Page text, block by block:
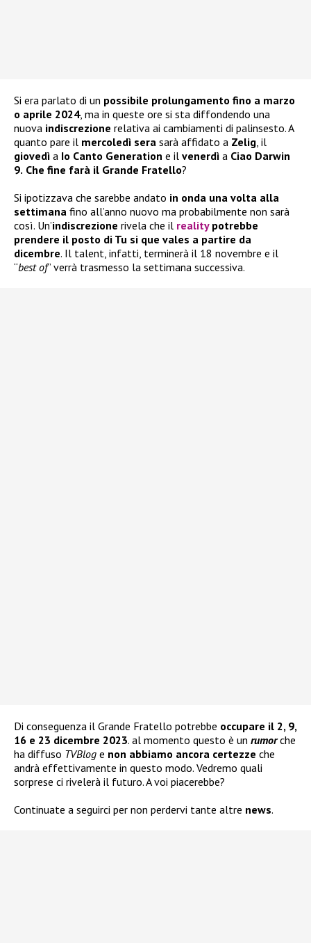
Si era parlato di un possibile prolungamento fino a marzo
o aprile 2024, ma in queste ore si sta diffondendo una
nuova indiscrezione relativa ai cambiamenti di palinsesto. A
quanto pare il mercoledì sera sarà affidato a Zelig, il
giovedì a Io Canto Generation e il venerdì a Ciao Darwin
9. Che fine farà il Grande Fratello?
Si ipotizzava che sarebbe andato in onda una volta alla
settimana fino all’anno nuovo ma probabilmente non sarà
così. Un’indiscrezione rivela che il reality potrebbe
prendere il posto di Tu si que vales a partire da
dicembre. Il talent, infatti, terminerà il 18 novembre e il
“best of” verrà trasmesso la settimana successiva.
Di conseguenza il Grande Fratello potrebbe occupare il 2, 9,
16 e 23 dicembre 2023. al momento questo è un rumorche
ha diffuso TVBlog e non abbiamo ancora certezze che
andrà effettivamente in questo modo. Vedremo quali
sorprese ci rivelerà il futuro. A voi piacerebbe?
Continuate a seguirci per non perdervi tante altre news.